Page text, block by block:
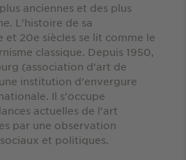
anciennes et des plus
L'histoire de sa
et 20e siècles se lit comme le
classique. Depuis 1950,
(association d'art de
institution d'envergure
Il s'occupe
actuelles de l'art
par une observation
et politiques.